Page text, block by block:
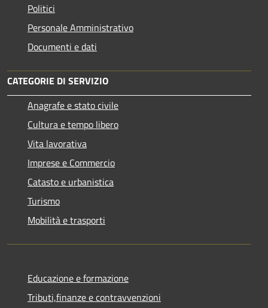
Politici
Personale Amministrativo
Documenti e dati
CATEGORIE DI SERVIZIO
Anagrafe e stato civile
Cultura e tempo libero
Vita lavorativa
Imprese e Commercio
Catasto e urbanistica
Turismo
Mobilità e trasporti
Educazione e formazione
Tributi,finanze e contravvenzioni